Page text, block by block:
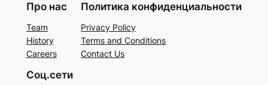
Про нас
Team
History
Careers
Политика конфиденциальности
Privacy Policy
Terms and Conditions
Contact Us
Соц.сети